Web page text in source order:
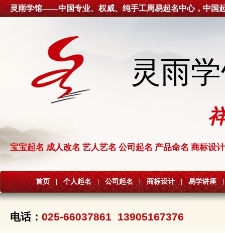
灵雨学馆——中国专业、权威、纯手工周易起名中心，中国
灵雨
宝宝起名 成人改名 艺人艺名 公司起名 产品命名 商标设计
首页 | 个人起名 | 公司起名 | 商标设计 | 易学讲座 |
电话： 025-66037861 13905167376